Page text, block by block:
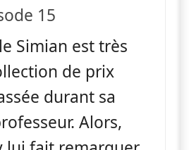
15
Simian est très
de prix
durant sa
Alors,